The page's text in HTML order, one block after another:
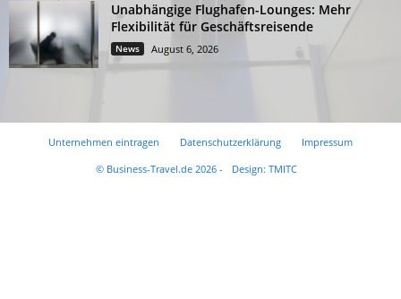
Unabhängige Flughafen-Lounges: Mehr
Flexibilität für Geschäftsreisende
News August 6, 2026
Unternehmen eintragen Datenschutzerklärung
Impressum
© Business-Travel.de 2026 -
Design: TMITC